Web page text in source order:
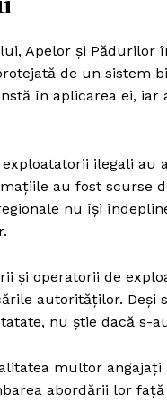
Apelor și Pădurilor
de un sistem
în aplicarea ei,
ilegali
au fost scurse
nu își
și operatorii de
autorităților. Deși
nu știe dacă s-
multor
abordării lor